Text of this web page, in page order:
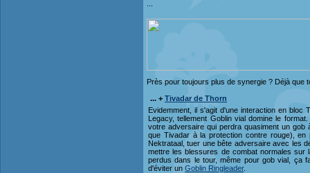
Près pour toujours plus de synergie ? Déjà
... + Tivadar de Thorn
Evidemment, il s'agit d'une interaction en bloc
Legacy, tellement Goblin vial domine le
votre adversaire qui perdra quasiment un
que Tivadar à la protection contre rouge),
Nektrataal, tuer une bête adversaire avec les
mettre les blessures de combat normales
perdus dans le tour, même pour gob vial, ça
d'éviter un Goblin Ringleader.